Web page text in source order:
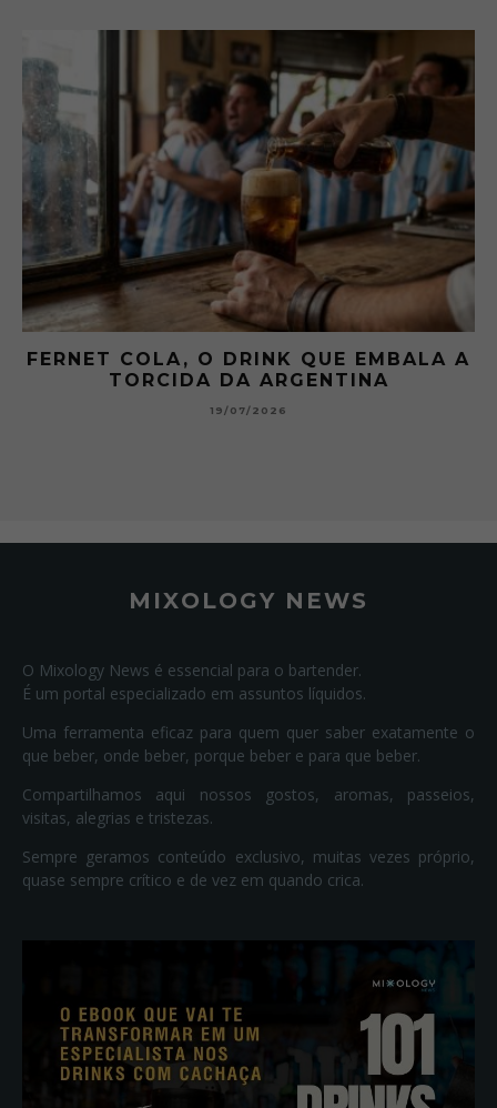
FERNET COLA, O DRINK QUE EMBALA A
TORCIDA DA ARGENTINA
19/07/2026
MIXOLOGY NEWS
O Mixology News é essencial para o bartender.
É um portal especializado em assuntos líquidos.
Uma ferramenta eficaz para quem quer saber exatamente o
que beber, onde beber, porque beber e para que beber.
Compartilhamos aqui nossos gostos, aromas, passeios,
visitas, alegrias e tristezas.
Sempre geramos conteúdo exclusivo, muitas vezes próprio,
quase sempre crítico e de vez em quando crica.